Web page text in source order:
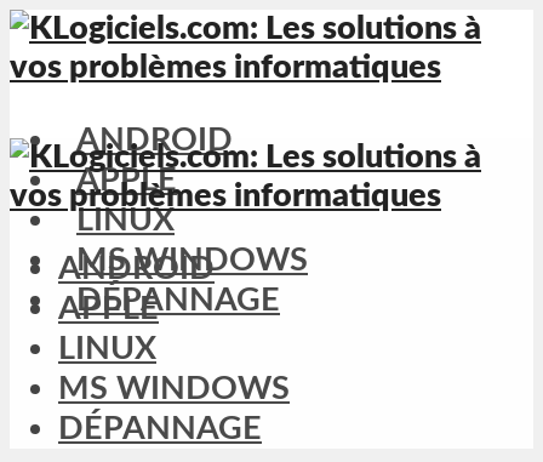
ANDROID
APPLE
LINUX
MS WINDOWS
DÉPANNAGE
ANDROID
APPLE
LINUX
MS WINDOWS
DÉPANNAGE